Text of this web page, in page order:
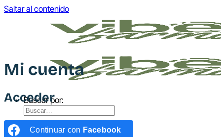
Saltar al contenido
Buscar por:
Mi cuenta
Acceder
Continuar con Facebook